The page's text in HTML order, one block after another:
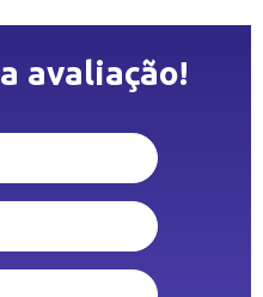
avaliação!